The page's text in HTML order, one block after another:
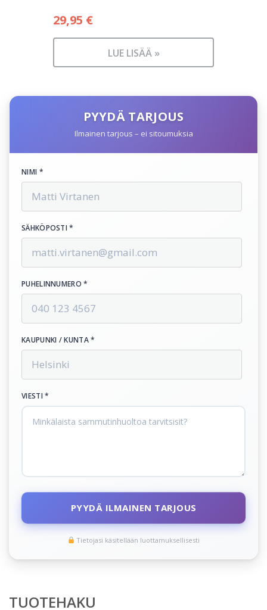
29,95 €
LUE LISÄÄ »
PYYDÄ TARJOUS
Ilmainen tarjous – ei sitoumuksia
NIMI *
SÄHKÖPOSTI *
PUHELINNUMERO *
KAUPUNKI / KUNTA *
VIESTI *
PYYDÄ ILMAINEN TARJOUS
Tietojasi käsitellään luottamuksellisesti
TUOTEHAKU